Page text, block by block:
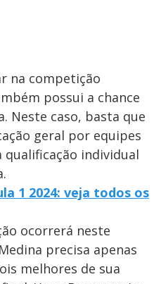
na competição
possui a chance
Neste caso, basta que
geral por equipes
individual
1 2024: veja todos os
ocorrerá neste
precisa apenas
melhores de sua